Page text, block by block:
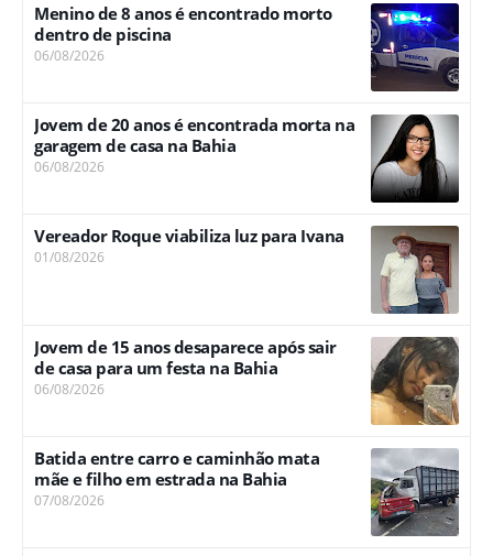
Menino de 8 anos é encontrado morto
dentro de piscina
06/08/2026
Jovem de 20 anos é encontrada morta na
garagem de casa na Bahia
06/08/2026
Vereador Roque viabiliza luz para Ivana
01/08/2026
Jovem de 15 anos desaparece após sair
de casa para um festa na Bahia
06/08/2026
Batida entre carro e caminhão mata
mãe e filho em estrada na Bahia
07/08/2026